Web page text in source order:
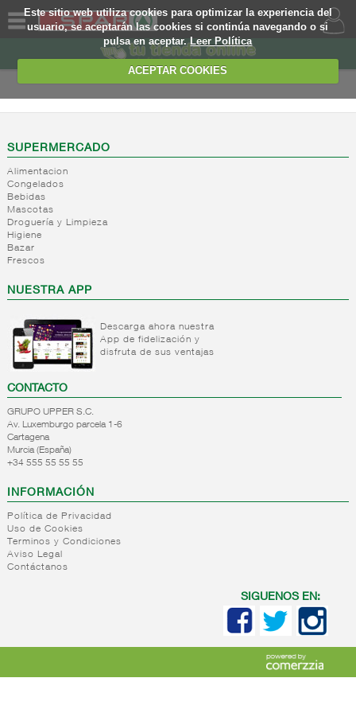
Este sitio web utiliza cookies para optimizar la experiencia del
usuario, se aceptarán las cookies si continúa navegando o si
pulsa en aceptar.Leer Política
ACEPTAR COOKIES
SOMOS
WEB
EJEMPLO
SUPERMERCADO
Alimentacion
Congelados
Bebidas
Mascotas
Droguería y Limpieza
Higiene
Bazar
Frescos
NUESTRA APP
Descarga ahora nuestra
App de fidelización y
disfruta de sus ventajas
CONTACTO
GRUPO UPPER S.C.
Av. Luxemburgo parcela 1-6
Cartagena
Murcia (España)
+34 555 55 55 55
INFORMACIÓN
Política de Privacidad
Uso de Cookies
Terminos y Condiciones
Aviso Legal
Contáctanos
SIGUENOS EN: